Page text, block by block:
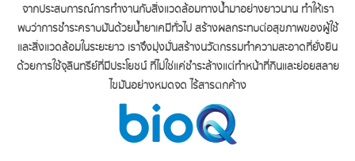
จากประสบการณ์การทํางานกับสิ่งแวดล้อมทางน้ำมาอย่างยาวนาน ทําให้เรา
พบว่าการชําระคราบมันด้วยน้ำยาเคมีทั่วไปสร้างผลกระทบต่อสุขภาพของผู้ใช้
และสิ่งแวดล้อมในระยะยาว เราจึงมุ่งมั่นสร้างนวัตกรรมทําความสะอาดที่ยั่งยืน
ด้วยการใช้จุลินทรีย์ที่มีประโยชน์ ที่ไม่ใช่แค่ชําระล้างแต่ทําหน้าที่กินและย่อยสลาย
ไขมันอย่างหมดจด ไร้สารตกค้าง